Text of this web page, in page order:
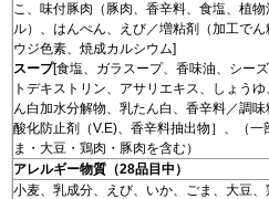
こ、味付豚肉（豚肉、香辛料、食塩、植
ル）、はんぺん、えび／増粘剤（加工で
ウジ色素、焼成カルシウム]
スープ[食塩、ガラスープ、香味油、シー
トデキストリン、アサリエキス、しょう
ん白加水分解物、乳たん白、香辛料／調
酸化防止剤（V.E)、香辛料抽出物］、（
ま・大豆・鶏肉・豚肉を含む）
アレルギー物質（28品目中）
小麦、乳成分、えび、いか、ごま、大豆、